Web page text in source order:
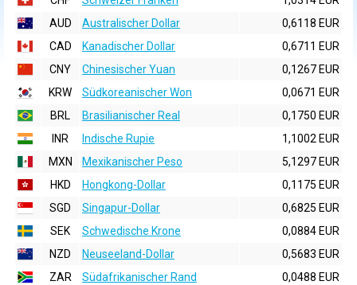
AUD
Australischer Dollar
0,6118 EUR
CAD
Kanadischer Dollar
0,6711 EUR
CNY
Chinesischer Yuan
0,1267 EUR
KRW
Südkoreanischer Won
0,0671 EUR
BRL
Brasilianischer Real
0,1750 EUR
INR
Indische Rupie
1,1002 EUR
MXN
Mexikanischer Peso
5,1297 EUR
HKD
Hongkong-Dollar
0,1175 EUR
SGD
Singapur-Dollar
0,6825 EUR
SEK
Schwedische Krone
0,0884 EUR
NZD
Neuseeland-Dollar
0,5683 EUR
ZAR
Südafrikanischer Rand
0,0488 EUR